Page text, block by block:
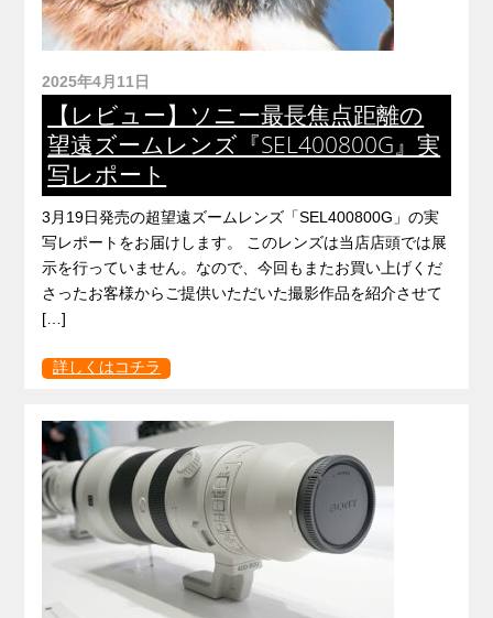
2025年4月11日
【レビュー】ソニー最長焦点距離の
望遠ズームレンズ『SEL400800G』実
写レポート
3月19日発売の超望遠ズームレンズ「SEL400800G」の実
写レポートをお届けします。 このレンズは当店店頭では展
示を行っていません。なので、今回もまたお買い上げくだ
さったお客様からご提供いただいた撮影作品を紹介させて
[…]
詳しくはコチラ